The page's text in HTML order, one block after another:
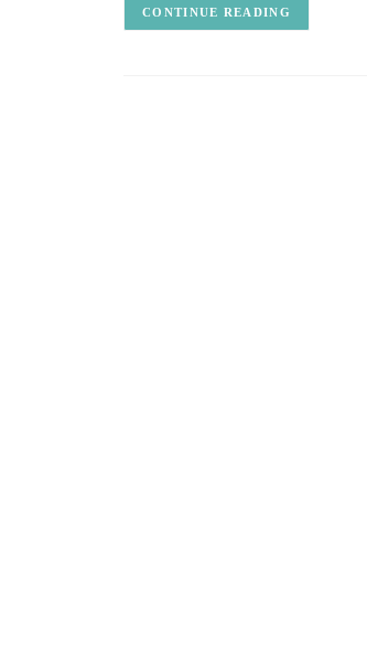
CONTINUE READING